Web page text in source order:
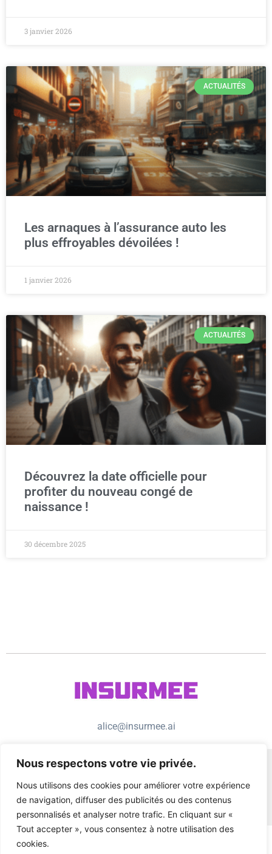
Nous respectons votre vie privée.
Nous utilisons des cookies pour améliorer votre expérience
de navigation, diffuser des publicités ou des contenus
personnalisés et analyser notre trafic. En cliquant sur «
Tout accepter », vous consentez à notre utilisation des
cookies.
3 janvier 2026
ACTUALITÉS
Les arnaques à l’assurance auto les
plus effroyables dévoilées !
1 janvier 2026
ACTUALITÉS
Découvrez la date officielle pour
profiter du nouveau congé de
naissance !
30 décembre 2025
alice@insurmee.ai